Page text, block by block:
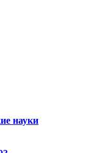
науки